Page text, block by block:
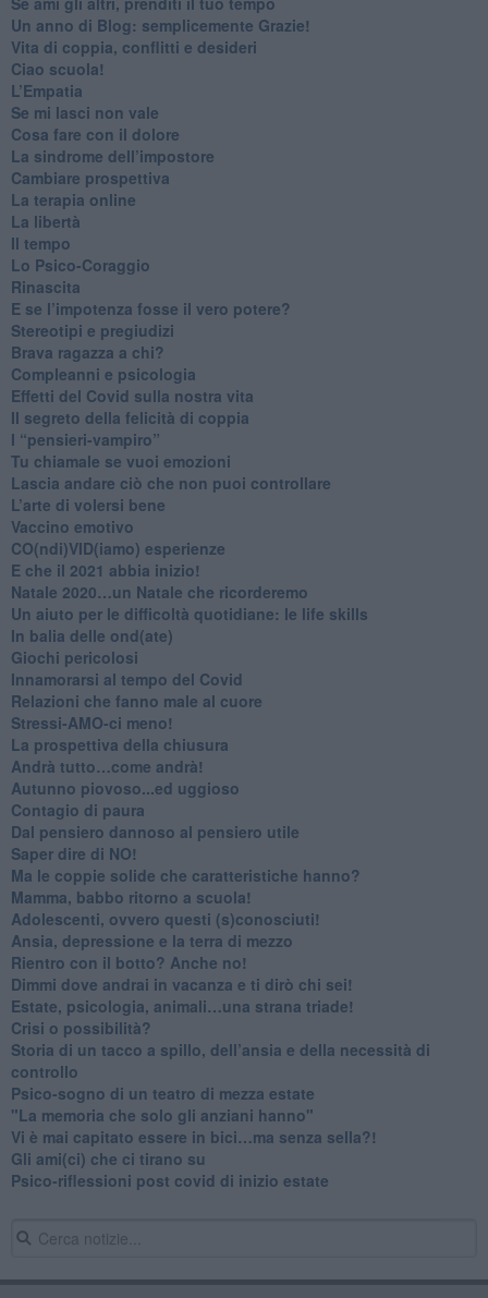
​Un anno di Blog: semplicemente Grazie!
​Vita di coppia, conflitti e desideri
​Ciao scuola!
​L’Empatia
​Se mi lasci non vale
Cosa fare con il dolore
​La sindrome dell’impostore
​Cambiare prospettiva
La terapia online
La libertà
​Il tempo
​Lo Psico-Coraggio
Rinascita
​E se l’impotenza fosse il vero potere?
Stereotipi e pregiudizi
​Brava ragazza a chi?
​Compleanni e psicologia
Effetti del Covid sulla nostra vita
Il segreto della felicità di coppia
​I “pensieri-vampiro”
​Tu chiamale se vuoi emozioni
​Lascia andare ciò che non puoi controllare
L’arte di volersi bene
​Vaccino emotivo
CO(ndi)VID(iamo) esperienze
​E che il 2021 abbia inizio!
​Natale 2020…un Natale che ricorderemo
Un aiuto per le difficoltà quotidiane: le life skills
​In balia delle ond(ate)
Giochi pericolosi
Innamorarsi al tempo del Covid
​Relazioni che fanno male al cuore
​Stressi-AMO-ci meno!
​La prospettiva della chiusura
​Andrà tutto…come andrà!
Autunno piovoso...ed uggioso
​Contagio di paura
​Dal pensiero dannoso al pensiero utile
​Saper dire di NO!
​Ma le coppie solide che caratteristiche hanno?
​Mamma, babbo ritorno a scuola!
Adolescenti, ovvero questi (s)conosciuti!
Ansia, depressione e la terra di mezzo
​Rientro con il botto? Anche no!
Dimmi dove andrai in vacanza e ti dirò chi sei!
​Estate, psicologia, animali…una strana triade!
​Crisi o possibilità?
​Storia di un tacco a spillo, dell’ansia e della necessità di
controllo
​Psico-sogno di un teatro di mezza estate
"La memoria che solo gli anziani hanno"
​Vi è mai capitato essere in bici…ma senza sella?!
​Gli ami(ci) che ci tirano su
Psico-riflessioni post covid di inizio estate